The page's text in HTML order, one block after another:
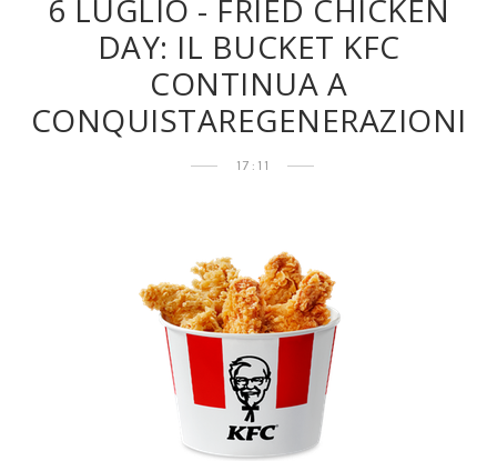
6 LUGLIO - FRIED CHICKEN
DAY: IL BUCKET KFC
CONTINUA A
CONQUISTAREGENERAZIONI
17:11